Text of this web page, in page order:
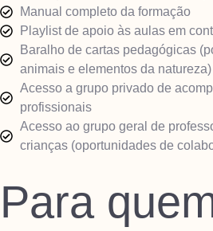
Manual completo da formação
Playlist de apoio às aulas em
Baralho de cartas pedagógicas
animais e elementos da natureza)
Acesso a grupo privado de
profissionais
Acesso ao grupo geral de
crianças (oportunidades de
Para